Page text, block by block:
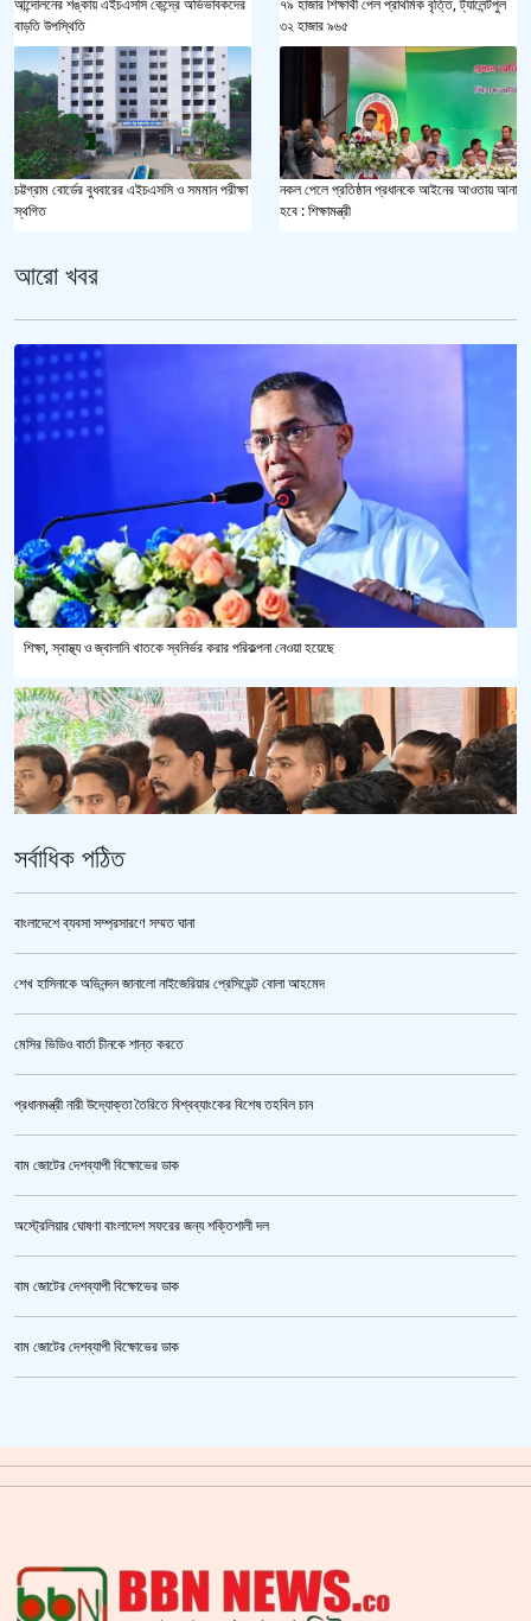
বাড়তি উপস্থিতি
৩২ হাজার ৯৬৫
চট্টগ্রাম বোর্ডের বুধবারের এইচএসসি ও সমমান পরীক্ষা
স্থগিত
নকল পেলে প্রতিষ্ঠান প্রধানকে আইনের আওতায় আনা
হবে : শিক্ষামন্ত্রী
আরো খবর
শিক্ষা, স্বাস্থ্য ও জ্বালানি খাতকে স্বনির্ভর করার পরিকল্পনা নেওয়া হয়েছে
ভারতকে ভয় পেয়েই কি ফেলানী ও মোদিবিরোধী আন্দোলনের ছবি সরানো হয়েছে?’
সর্বাধিক পঠিত
বাংলাদেশে ব্যবসা সম্প্রসারণে সম্মত ঘানা
শেখ হাসিনাকে অভিনন্দন জানালো নাইজেরিয়ার প্রেসিডেন্ট বোলা আহমেদ
মেসির ভিডিও বার্তা চীনকে শান্ত করতে
প্রধানমন্ত্রী নারী উদ্যোক্তা তৈরিতে বিশ্বব্যাংকের বিশেষ তহবিল চান
বাম জোটের দেশব্যাপী বিক্ষোভের ডাক
অস্ট্রেলিয়ার ঘোষণা বাংলাদেশ সফরের জন্য শক্তিশালী দল
বাম জোটের দেশব্যাপী বিক্ষোভের ডাক
বাম জোটের দেশব্যাপী বিক্ষোভের ডাক
গাজীপুর মহাসড়ক অবরোধ,সিটি করপোরেশনের গাড়ি চাপায় শ্রমিক নিহত
জাল ভিসায় ইউরোপে মানুষ পাঠানোর অভিযোগে,শাহজালাল থেকে গ্রেপ্তার পাঁচজন